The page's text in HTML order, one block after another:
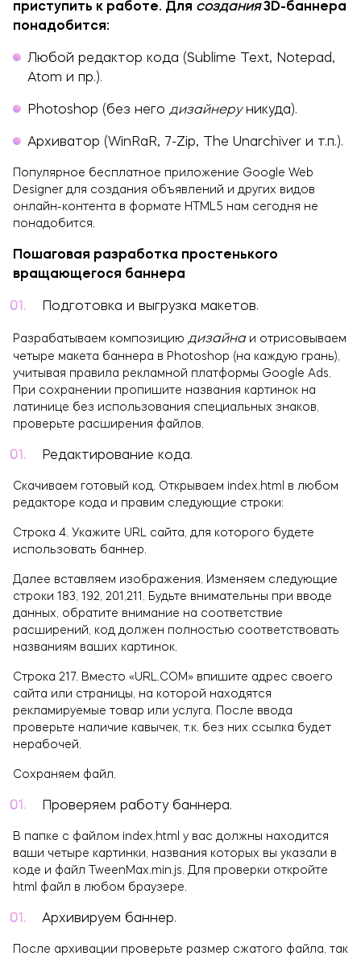
приступить к работе. Для создания3 D-баннера
понадобится:
Любой редактор кода (Sublime Text, Notepad,
Atom и пр.).
Photoshop (без него дизайнеруникуда).
Архиватор (WinRaR, 7-Zip, The Unarchiver и т.п.).
Популярное бесплатное приложение Google Web
Designer для создания объявлений и других видов
онлайн-контента в формате HTML5 нам сегодня не
понадобится.
Пошаговая разработка простенького
вращающегося баннера
Подготовка и выгрузка макетов.
Разрабатываем композицию дизайнаи отрисовываем
четыре макета баннера в Photoshop (на каждую грань),
учитывая правила рекламной платформы Google Ads.
При сохранении пропишите названия картинок на
латинице без использования специальных знаков,
проверьте расширения файлов.
Редактирование кода.
Скачиваем готовый код. Открываем index.html в любом
редакторе кода и правим следующие строки:
Строка 4. Укажите URL сайта, для которого будете
использовать баннер.
Далее вставляем изображения. Изменяем следующие
строки 183, 192, 201,211. Будьте внимательны при вводе
данных, обратите внимание на соответствие
расширений, код должен полностью соответствовать
названиям ваших картинок.
Строка 217. Вместо «URL.COM» впишите адрес своего
сайта или страницы, на которой находятся
рекламируемые товар или услуга. После ввода
проверьте наличие кавычек, т.к. без них ссылка будет
нерабочей.
Сохраняем файл.
Проверяем работу баннера.
В папке с файлом index.html у вас должны находится
ваши четыре картинки, названия которых вы указали в
коде и файл TweenMax.min.js. Для проверки откройте
html файл в любом браузере.
Архивируем баннер.
После архивации проверьте размер сжатого файла, так